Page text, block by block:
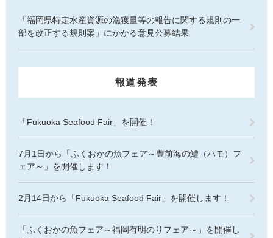
「福岡県特定水産資源の漁獲量等の報告に関する規則の一
部を改正する規則案」にかかる意見公募結果
報道発表
「Fukuoka Seafood Fair」を開催！
7月1日から「ふくおかの魚フェア～豊前海の鱧（ハモ）フ
ェア～」を開催します！
2月14日から「Fukuoka Seafood Fair」を開催します！
「ふくおかの魚フェア～福岡有明のりフェア～」を開催し